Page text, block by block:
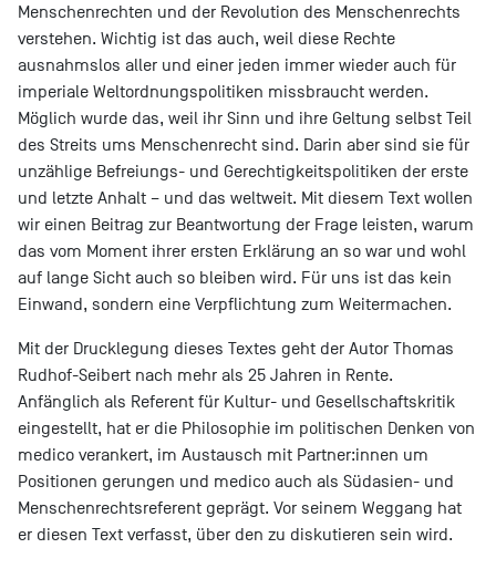
Menschenrechten und der Revolution des Menschenrechts
verstehen. Wichtig ist das auch, weil diese Rechte
ausnahmslos aller und einer jeden immer wieder auch für
imperiale Weltordnungspolitiken missbraucht werden.
Möglich wurde das, weil ihr Sinn und ihre Geltung selbst Teil
des Streits ums Menschenrecht sind. Darin aber sind sie für
unzählige Befreiungs- und Gerechtigkeitspolitiken der erste
und letzte Anhalt – und das weltweit. Mit diesem Text wollen
wir einen Beitrag zur Beantwortung der Frage leisten, warum
das vom Moment ihrer ersten Erklärung an so war und wohl
auf lange Sicht auch so bleiben wird. Für uns ist das kein
Einwand, sondern eine Verpflichtung zum Weitermachen.
Mit der Drucklegung dieses Textes geht der Autor Thomas
Rudhof-Seibert nach mehr als 25 Jahren in Rente.
Anfänglich als Referent für Kultur- und Gesellschaftskritik
eingestellt, hat er die Philosophie im politischen Denken von
medico verankert, im Austausch mit Partner:innen um
Positionen gerungen und medico auch als Südasien- und
Menschenrechtsreferent geprägt. Vor seinem Weggang hat
er diesen Text verfasst, über den zu diskutieren sein wird.